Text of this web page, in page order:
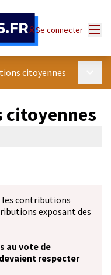
Se connecter
citoyennes
citoyennes
les contributions
exposant des
au vote de
respecter